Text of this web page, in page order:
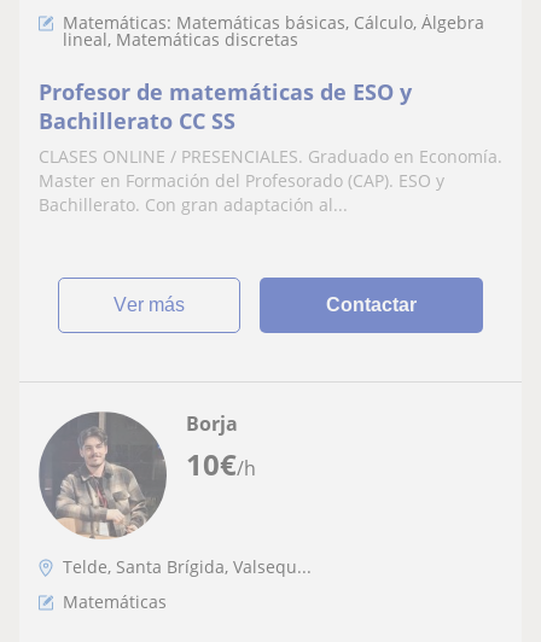
Matemáticas: Matemáticas básicas, Cálculo, Álgebra
lineal, Matemáticas discretas
Profesor de matemáticas de ESO y
Bachillerato CC SS
CLASES ONLINE / PRESENCIALES. Graduado en Economía.
Master en Formación del Profesorado (CAP). ESO y
Bachillerato. Con gran adaptación al...
ver más Contactar
10€/h
Borja
Telde, Santa Brígida, Valsequ...
Matemáticas